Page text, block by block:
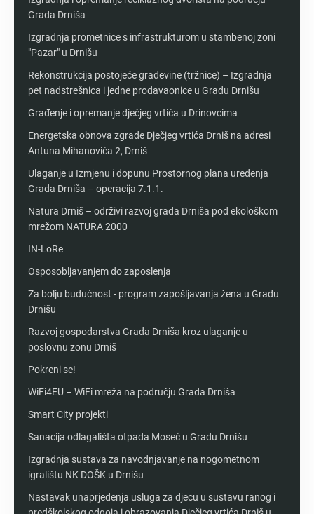
Grada Drniša
Izgradnja prometnice s infrastrukturom u stambenoj zoni
"Pazar" u Drnišu
Rekonstrukcija postojeće građevine (tržnice) – Izgradnja
pet nadstrešnica i jedne prodavaonice u Gradu Drnišu
Građenje i opremanje dječjeg vrtića u Drinovcima
Energetska obnova zgrade Dječjeg vrtića Drniš na adresi
Antuna Mihanovića 2, Drniš
Ulaganje u Izmjenu i dopunu Prostornog plana uređenja
Grada Drniša – operacija 7.1.1.
Natura Drniš – održivi razvoj grada Drniša pod ekološkom
mrežom NATURA 2000
IN-LoRe
Osposobljavanjem do zaposlenja
Za bolju budućnost - program zapošljavanja žena u Gradu
Drnišu
Razvoj gospodarstva Grada Drniša kroz ulaganje u
poslovnu zonu Drniš
Pokreni se!
WiFi4EU – WiFi mreža na području Grada Drniša
Smart City projekti
Sanacija odlagališta otpada Moseć u Gradu Drnišu
Izgradnja sustava za navodnjavanje na nogometnom
igralištu NK DOŠK u Drnišu
Nastavak unaprjeđenja usluga za djecu u sustavu ranog i